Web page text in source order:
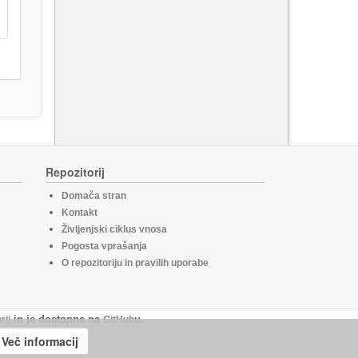
Repozitorij
Domača stran
Kontakt
Življenjski ciklus vnosa
Pogosta vprašanja
O repozitoriju in pravilih uporabe
in je dostopna naGitHubu.
Več informacij